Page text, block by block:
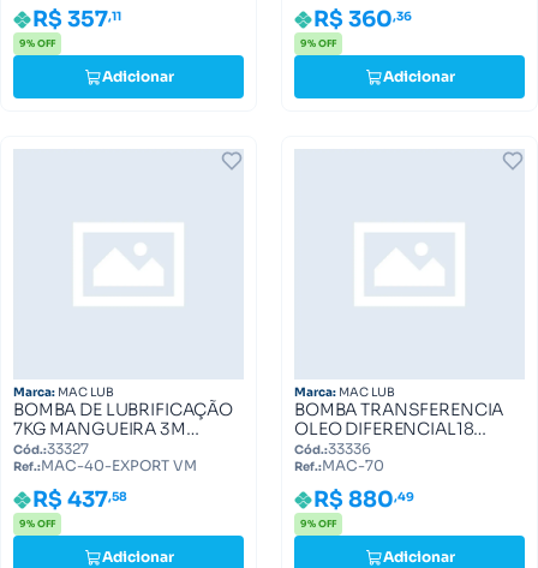
R$ 357,11
9% OFF
Adicionar
R$ 360,36
9% OFF
Adicionar
Marca: MAC LUB
BOMBA DE LUBRIFICAÇÃO
7KG MANGUEIRA 3M
(ML0040.1030) MAC-40-
EXPORT VM
Cód.:33327
Ref.:MAC-40-EXPORT VM
R$ 437,58
9% OFF
Adicionar
Marca: MAC LUB
BOMBA TRANSFERENCIA
OLEO DIFERENCIAL18
LITROS MAC/70 (ML
0070.0000) MAC-70
Cód.:33336
Ref.:MAC-70
R$ 880,49
9% OFF
Adicionar